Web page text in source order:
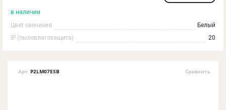
в наличии
Цвет свечения
Белый
IP (пылевлагозащита)
20
Арт P2LM07ESB Сравнить